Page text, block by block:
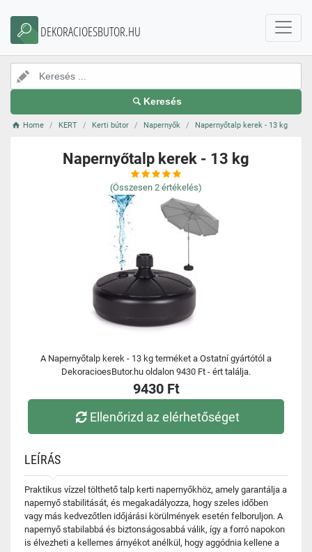
DEKORACIOESBUTOR.HU
Keresés
Home KERT Kerti bútor Napernyők Napernyőtalp kerek - 13 kg
Napernyőtalp kerek - 13 kg
(Összesen 2 értékelés)
A Napernyőtalp kerek - 13 kg terméket a Ostatní gyártótól a
DekoracioesButor.hu oldalon 9430 Ft - ért találja.
9430 Ft
Ellenőrizd az elérhetőséget
LEÍRÁS
Praktikus vízzel tölthető talp kerti napernyőkhöz, amely garantálja a
napernyő stabilitását, és megakadályozza, hogy szeles időben
vagy más kedvezőtlen időjárási körülmények esetén felboruljon. A
napernyő stabilabbá és biztonságosabbá válik, így a forró napokon
is élvezheti a kellemes árnyékot anélkül, hogy aggódnia kellene a